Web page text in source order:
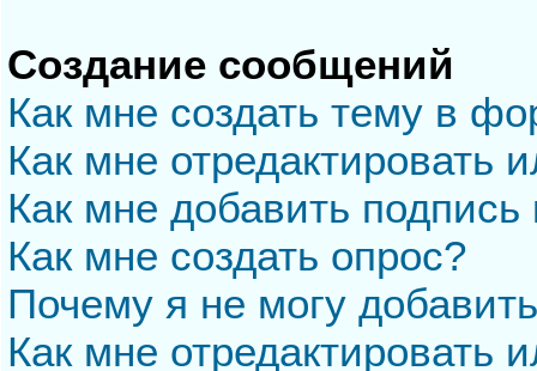
Создание сообщений
Как мне создать тему в
Как мне отредактировать
Как мне добавить
Как мне создать опрос?
Почему я не могу
Как мне отредактировать